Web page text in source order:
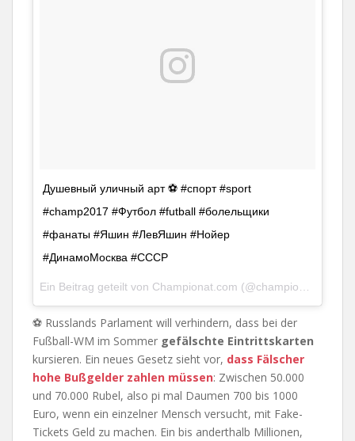
Душевный уличный арт ⚽️ #спорт #sport
#champ2017 #Футбол #futball #болельщики
#фанаты #Яшин #ЛевЯшин #Нойер
#ДинамоМосква #СССР
Ein Beitrag geteilt von Championat.com (@championat_com) am
⚽ Russlands Parlament will verhindern, dass bei der
Fußball-WM im Sommer gefälschte Eintrittskarten
kursieren. Ein neues Gesetz sieht vor, dass Fälscher
hohe Bußgelder zahlen müssen: Zwischen 50.000
und 70.000 Rubel, also pi mal Daumen 700 bis 1000
Euro, wenn ein einzelner Mensch versucht, mit Fake-
Tickets Geld zu machen. Ein bis anderthalb Millionen,